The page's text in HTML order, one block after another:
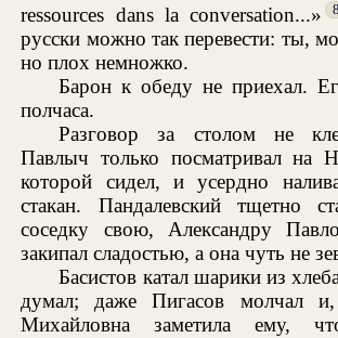
ressources dans la conversation...»
8
русски можно так перевести: ты,
но плох немножко.
Барон к обеду не приехал.
полчаса.
Разговор за столом не
Павлыч только посматривал на
которой сидел, и усердно
стакан. Пандалевский тщетно
соседку свою, Александру
закипал сладостью, а она чуть не
Басистов катал шарики из
думал; даже Пигасов молчал
Михайловна заметила ему,